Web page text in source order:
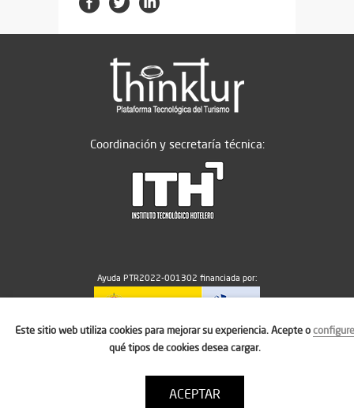
Coordinación y secretaría técnica:
Ayuda PTR2022-001302 financiada por:
MICIU/AEI/10.13039/501100011033
Política de cookies Condiciones de uso
Este sitio web utiliza cookies para mejorar su experiencia. Acepte oconfigure
qué tipos de cookies desea cargar.
ACEPTAR